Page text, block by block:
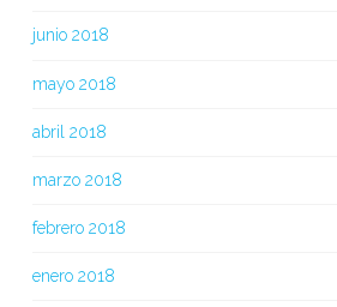
junio 2018
mayo 2018
abril 2018
marzo 2018
febrero 2018
enero 2018